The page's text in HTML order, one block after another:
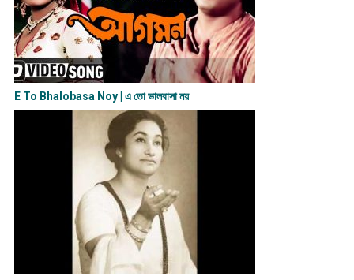
E To Bhalobasa Noy | এ তো ভালবাসা ন​য়